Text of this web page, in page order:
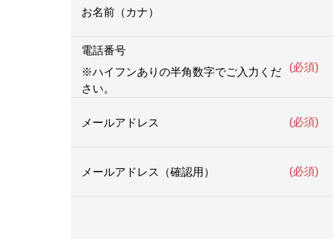
お名前（カナ）
電話番号
※ハイフンありの半角数字でご入力くだ
さい。
(必須)
メールアドレス (必須)
メールアドレス（確認用） (必須)